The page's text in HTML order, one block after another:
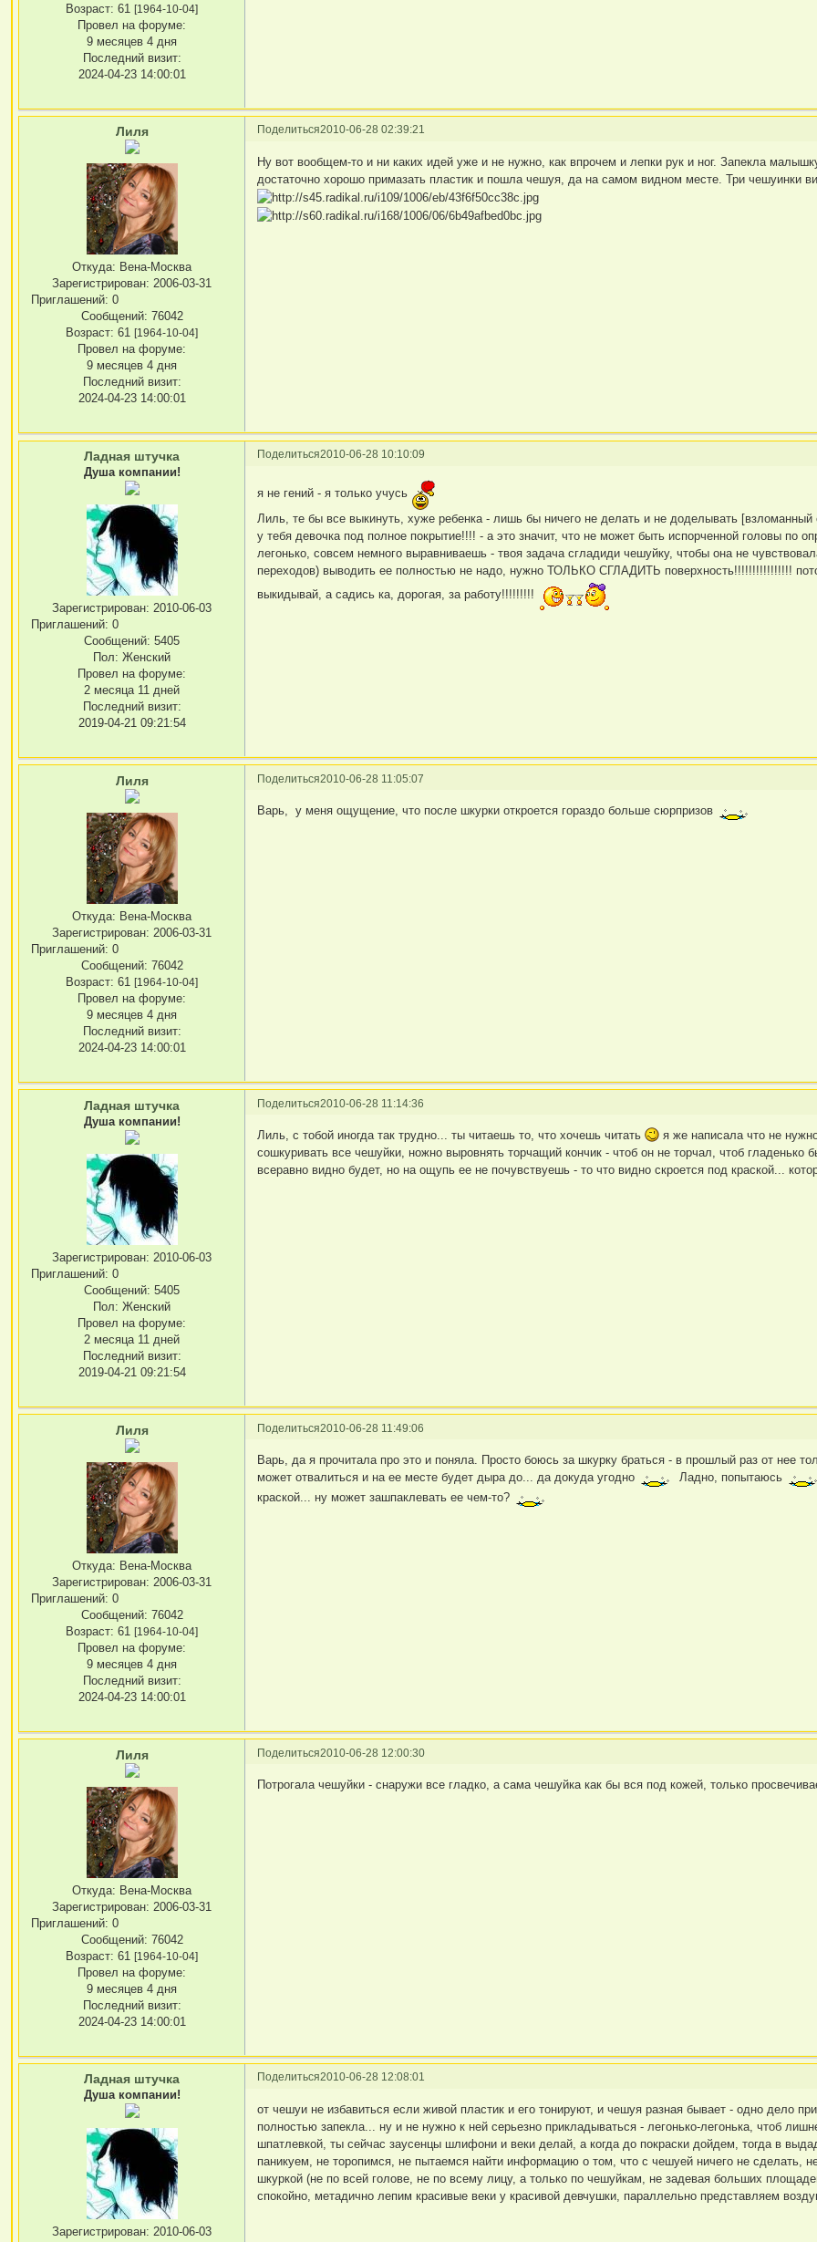
Возраст: 61[1964-10-04]
Провел на форуме:
9 месяцев 4 дня
Последний визит:
2024-04-23 14:00:01
Поделиться2010-06-28 02:39:21
Лиля
Откуда: Вена-Москва
Зарегистрирован: 2006-03-31
Приглашений: 0
Сообщений: 76042
Возраст: 61[1964-10-04]
Провел на форуме:
9 месяцев 4 дня
Последний визит:
2024-04-23 14:00:01
Ну вот вообщем-то и ни каких идей уже и не нужно, как впрочем и лепки рук и ног. Запекла
достаточно хорошо примазать пластик и пошла чешуя, да на самом видном месте. Три чешуинки
Поделиться2010-06-28 10:10:09
Ладная штучка
Душа компании!
Зарегистрирован: 2010-06-03
Приглашений: 0
Сообщений: 5405
Пол: Женский
Провел на форуме:
2 месяца 11 дней
Последний визит:
2019-04-21 09:21:54
я не гений - я только учусь
Лиль, те бы все выкинуть, хуже ребенка - лишь бы ничего не делать и не доделывать [взломанный
у тебя девочка под полное покрытие!!!! - а это значит, что не может быть испорченной головы
легонько, совсем немного выравниваешь - твоя задача сгладиди чешуйку, чтобы она не
переходов) выводить ее полностью не надо, нужно ТОЛЬКО СГЛАДИТЬ поверхность!!!!!!!!!!!!!!!!
выкидывай, а садись ка, дорогая, за работу!!!!!!!!!
Поделиться2010-06-28 11:05:07
Лиля
Откуда: Вена-Москва
Зарегистрирован: 2006-03-31
Приглашений: 0
Сообщений: 76042
Возраст: 61[1964-10-04]
Провел на форуме:
9 месяцев 4 дня
Последний визит:
2024-04-23 14:00:01
Варь, у меня ощущение, что после шкурки откроется гораздо больше сюрпризов
Поделиться2010-06-28 11:14:36
Ладная штучка
Душа компании!
Зарегистрирован: 2010-06-03
Приглашений: 0
Сообщений: 5405
Пол: Женский
Провел на форуме:
2 месяца 11 дней
Последний визит:
2019-04-21 09:21:54
Лиль, с тобой иногда так трудно... ты читаешь то, что хочешь читать
я же написала что не
сошкуривать все чешуйки, ножно выровнять торчащий кончик - чтоб он не торчал, чтоб
всеравно видно будет, но на ощупь ее не почувствуешь - то что видно скроется под краской...
Поделиться2010-06-28 11:49:06
Лиля
Откуда: Вена-Москва
Зарегистрирован: 2006-03-31
Приглашений: 0
Сообщений: 76042
Возраст: 61[1964-10-04]
Провел на форуме:
9 месяцев 4 дня
Последний визит:
2024-04-23 14:00:01
Варь, да я прочитала про это и поняла. Просто боюсь за шкурку браться - в прошлый раз от нее
может отвалиться и на ее месте будет дыра до... да докуда угодно
Ладно, попытаюсь
краской... ну может зашпаклевать ее чем-то?
Поделиться2010-06-28 12:00:30
Лиля
Откуда: Вена-Москва
Зарегистрирован: 2006-03-31
Приглашений: 0
Сообщений: 76042
Возраст: 61[1964-10-04]
Провел на форуме:
9 месяцев 4 дня
Последний визит:
2024-04-23 14:00:01
Потрогала чешуйки - снаружи все гладко, а сама чешуйка как бы вся под кожей, только
Поделиться2010-06-28 12:08:01
Ладная штучка
Душа компании!
Зарегистрирован: 2010-06-03
от чешуи не избавиться если живой пластик и его тонируют, и чешуя разная бывает - одно дело
полностью запекла... ну и не нужно к ней серьезно прикладываться - легонько-легонька, чтоб
шпатлевкой, ты сейчас заусенцы шлифони и веки делай, а когда до покраски дойдем, тогда в
паникуем, не торопимся, не пытаемся найти информацию о том, что с чешуей ничего не сделать,
шкуркой (не по всей голове, не по всему лицу, а только по чешуйкам, не задевая больших
спокойно, метадично лепим красивые веки у красивой девчушки, параллельно представляем